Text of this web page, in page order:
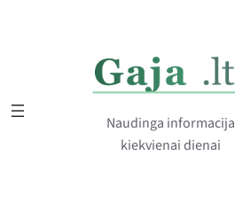
Naudinga informacija
kiekvienai dienai